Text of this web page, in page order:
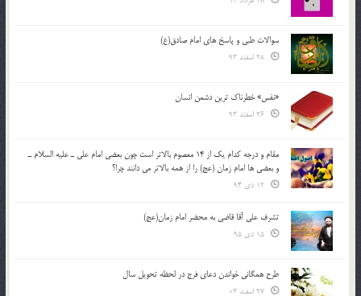
سوالات طبی و پاسخ های امام صادق(ع)
«نفس» خطرناک ترین دشمن انسان
مقام و درجه كدام يك از 14 معصوم بالاتر است چون بعضي امام علي ـ عليه السلام ـ
و بعضي ها امام زمان (عج) را از همه بالاتر مي دانند چرا؟
تشرف علي آقا قاضي به محضر امام زمان(عج)
طرح همگانی خواندن دعای فرج در لحظه تحویل سال